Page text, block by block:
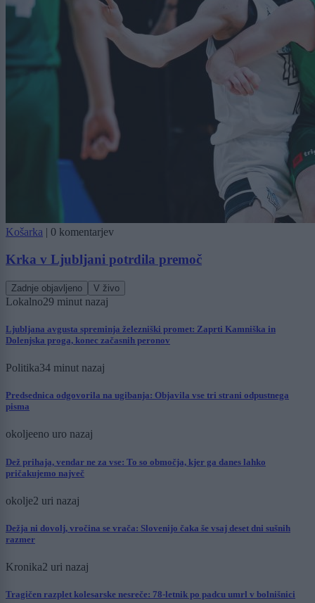
Košarka | 0 komentarjev
Krka v Ljubljani potrdila premoč
Zadnje objavljeno V živo
Lokalno29 minut nazaj
Ljubljana avgusta spreminja železniški promet: Zaprti Kamniška in
Dolenjska proga, konec začasnih peronov
Politika34 minut nazaj
Predsednica odgovorila na ugibanja: Objavila vse tri strani odpustnega
pisma
okoljeeno uro nazaj
Dež prihaja, vendar ne za vse: To so območja, kjer ga danes lahko
pričakujemo največ
okolje2 uri nazaj
Dežja ni dovolj, vročina se vrača: Slovenijo čaka še vsaj deset dni sušnih
razmer
Kronika2 uri nazaj
Tragičen razplet kolesarske nesreče: 78-letnik po padcu umrl v bolnišnici